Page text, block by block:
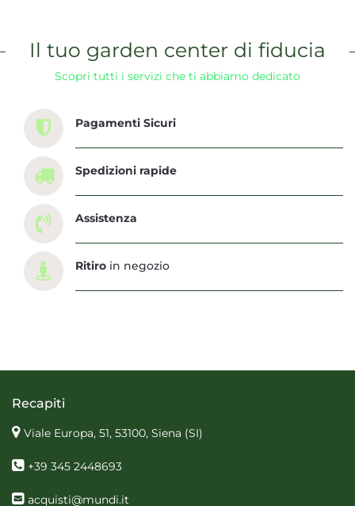
Il tuo garden center di fiducia
Scopri tutti i servizi che ti abbiamo dedicato
Pagamenti Sicuri
Spedizioni rapide
Assistenza
Ritiro in negozio
Recapiti
Viale Europa, 51, 53100, Siena (SI)
+39 345 2448693
acquisti@mundi.it